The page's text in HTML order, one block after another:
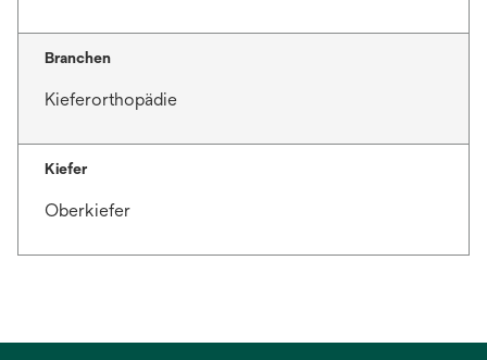
Branchen
Kieferorthopädie
Kiefer
Oberkiefer